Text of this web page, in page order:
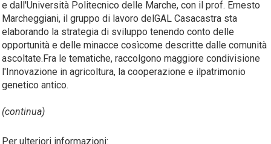
e dall'Università Politecnico delle Marche, con il prof. Ernesto
Marcheggiani, il gruppo di lavoro delGAL Casacastra sta
elaborando la strategia di sviluppo tenendo conto delle
opportunità e delle minacce cosìcome descritte dalle comunità
ascoltate.Fra le tematiche, raccolgono maggiore condivisione
l'Innovazione in agricoltura, la cooperazione e ilpatrimonio
genetico antico.
(continua)
Per ulteriori informazioni: